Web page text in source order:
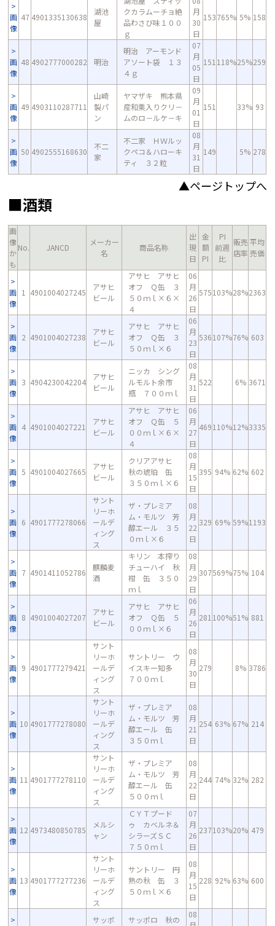
画
像
47 4901335130638
湖池
屋
クカラムーチョ絶
品わさび味１００
ｇ
月
30
日
153765% 5% 158
画
像
48 4902777000282 明治
明治 アーモンド
アソート袋 １３
４ｇ
07
月
05
日
151 118%25%259
画
像
49 4903110287711
山崎
製パ
ン
ヤマザキ 熊本県
産和栗入りクリ－
ムのロ－ルケ－キ
09
月
01
日
151 33% 93
画
像
50 4902555168630
不二
家
不二家 ＨＷルッ
クペコ＆ハローキ
ティ ３２粒
08
月
31
日
149 5% 278
▲ページトップへ
■酒類
画
像
か
も
No. JANCD
メーカー
名
商品名称
出
現
日
金
額
PI
PI
前週
比
販売
店率
平均
売価
画
像
1 4901004027245
アサヒ
ビール
アサヒ アサヒ
オフ Ｑ缶 ３
５０ｍｌ×６×
４
06
月
26
日
575103%28%2363
画
像
2 4901004027238
アサヒ
ビール
アサヒ アサヒ
オフ Ｑ缶 ３
５０ｍｌ×６
06
月
23
日
536107%76% 603
画
像
3 4904230042204
アサヒ
ビール
ニッカ シング
ルモルト余市
瓶 ７００ｍｌ
08
月
31
日
522 6% 3671
画
像
4 4901004027221
アサヒ
ビール
アサヒ アサヒ
オフ Ｑ缶 ５
００ｍｌ×６×
４
06
月
27
日
469110%12%3335
画
像
5 4901004027665
アサヒ
ビール
クリアアサヒ
秋の琥珀 缶
３５０ｍｌ×６
08
月
15
日
395 94% 62% 602
画
像
6 4901777278066
サント
リーホ
ールデ
ィング
ス
ザ・プレミア
ム・モルツ 芳
醇エール ３５
０ｍｌ×６
08
月
22
日
329 69% 59%1193
画
像
7 4901411052786
麒麟麦
酒
キリン 本搾り
チューハイ 秋
柑 缶 ３５０
ｍｌ
08
月
29
日
307569%75% 104
画
像
8 4901004027207
アサヒ
ビール
アサヒ アサヒ
オフ Ｑ缶 ５
００ｍｌ×６
06
月
26
日
281 100%51% 881
画
像
9 4901777279421
サント
リーホ
ールデ
ィング
ス
サントリー ウ
イスキー知多
７００ｍｌ
08
月
30
日
279 8% 3786
画
像
10 4901777278080
サント
リーホ
ールデ
ィング
ス
ザ・プレミア
ム・モルツ 芳
醇エール 缶
３５０ｍｌ
08
月
21
日
254 63% 67% 214
画
像
11 4901777278110
サント
リーホ
ールデ
ィング
ス
ザ・プレミア
ム・モルツ 芳
醇エール 缶
５００ｍｌ
08
月
22
日
244 74% 32% 282
画
像
12 4973480850785
メルシ
ャン
ＣＹＴプード
ゥ カベルネ＆
シラーズＳＣ
７５０ｍｌ
07
月
26
日
237103%20% 479
画
像
13 4901777277236
サント
リーホ
ールデ
ィング
ス
サントリー 円
熟の秋 缶 ３
５０ｍｌ×６
08
月
15
日
228 92% 63% 600
サッポ
サッポロ 秋の
08